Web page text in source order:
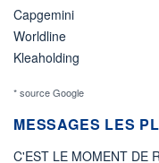
Capgemini
Worldline
Kleaholding
* source Google
MESSAGES LES
C'EST LE MOMENT DE